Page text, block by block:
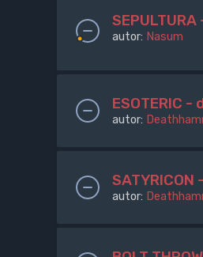
autor: Nasum
ESOTERIC -
autor:
autor: